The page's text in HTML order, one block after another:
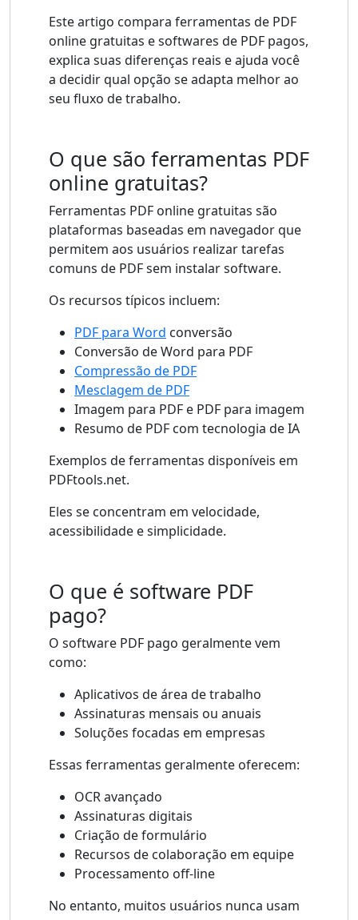
Este artigo compara ferramentas de PDF
online gratuitas e softwares de PDF pagos,
explica suas diferenças reais e ajuda você
a decidir qual opção se adapta melhor ao
seu fluxo de trabalho.
O que são ferramentas PDF
online gratuitas?
Ferramentas PDF online gratuitas são
plataformas baseadas em navegador que
permitem aos usuários realizar tarefas
comuns de PDF sem instalar software.
Os recursos típicos incluem:
PDF para Word conversão
Conversão de Word para PDF
Compressão de PDF
Mesclagem de PDF
Imagem para PDF e PDF para imagem
Resumo de PDF com tecnologia de IA
Exemplos de ferramentas disponíveis em
PDFtools.net.
Eles se concentram em velocidade,
acessibilidade e simplicidade.
O que é software PDF
pago?
O software PDF pago geralmente vem
como:
Aplicativos de área de trabalho
Assinaturas mensais ou anuais
Soluções focadas em empresas
Essas ferramentas geralmente oferecem:
OCR avançado
Assinaturas digitais
Criação de formulário
Recursos de colaboração em equipe
Processamento off-line
No entanto, muitos usuários nunca usam